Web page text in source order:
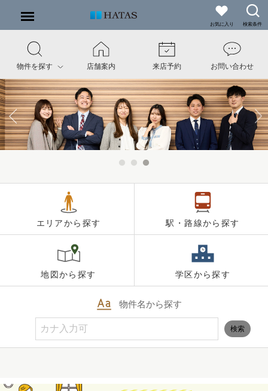
お気に入り 検索条件
物件を探す 店舗案内 来店予約 お問い合わせ
エリアから探す 駅・路線から探す
地図から探す 学区から探す
物件名から探す
検索